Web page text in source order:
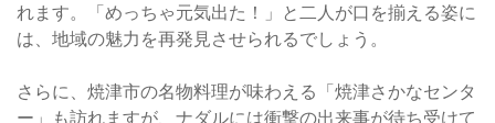
れます。「めっちゃ元気出た！」と二人が口を揃える姿に
は、地域の魅力を再発見させられるでしょう。
さらに、焼津市の名物料理が味わえる「焼津さかなセンタ
ー」も訪れますが、ナダルには衝撃の出来事が待ち受けて